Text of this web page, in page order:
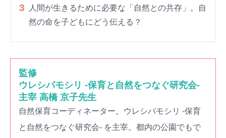
3
人間が生きるために必要な「自然との共存」。自
然の命を子どもにどう伝える？
監修
ウレシパモシリ -保育と自然をつなぐ研究会-
主宰 高橋 京子先生
自然保育コーディネーター。ウレシパモシリ -保育
と自然をつなぐ研究会- を主宰。都内の公園でもで